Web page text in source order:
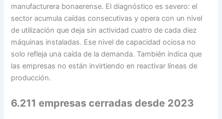
manufacturera bonaerense. El diagnóstico es severo: el
sector acumula caídas consecutivas y opera con un nivel
de utilización que deja sin actividad cuatro de cada diez
máquinas instaladas. Ese nivel de capacidad ociosa no
solo refleja una caída de la demanda. También indica que
las empresas no están invirtiendo en reactivar líneas de
producción.
6.211 empresas cerradas desde 2023